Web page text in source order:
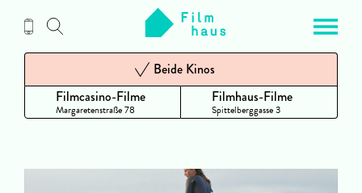
Inhalt
Filmcasino-Filme
Margaretenstraße 78
Beide Kinos
Filmhaus-Filme
Spittelberggasse 3